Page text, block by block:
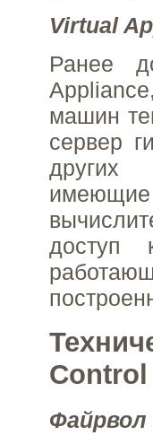
Virtual
Ранее
машин
сервер
других
доступ
Control